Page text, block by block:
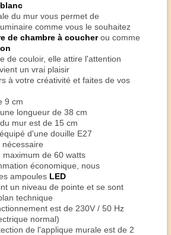
blanc
du mur vous permet de
comme vous le souhaitez
de chambre à coucherou comme
de couloir, elle attire l'attention
un vrai plaisir
à votre créativité et faites de vos
9 cm
longueur de 38 cm
mur est de 15 cm
d'une douille E27
de 60 watts
économique, nous
ampoules LED
un niveau de pointe et se sont
technique
est de 230V / 50 Hz
normal)
de l'applique murale est de 2